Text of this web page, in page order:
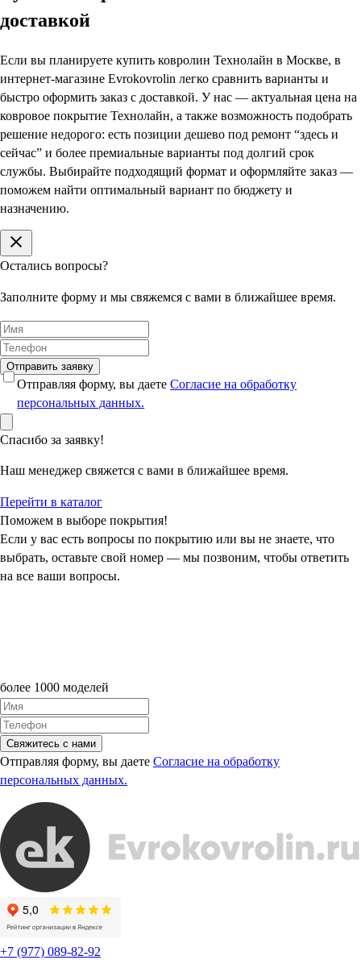
доставкой
Если вы планируете купить ковролин Технолайн в Москве, в
интернет-магазине Evrokovrolin легко сравнить варианты и
быстро оформить заказ с доставкой. У нас — актуальная цена на
ковровое покрытие Технолайн, а также возможность подобрать
решение недорого: есть позиции дешево под ремонт “здесь и
сейчас” и более премиальные варианты под долгий срок
службы. Выбирайте подходящий формат и оформляйте заказ —
поможем найти оптимальный вариант по бюджету и
назначению.
Остались вопросы?
Заполните форму и мы свяжемся с вами в ближайшее время.
Отправить заявку
Отправляя форму, вы даетеСогласие на обработку
персональных данных.
Спасибо за заявку!
Наш менеджер свяжется с вами в ближайшее время.
Перейти в каталог
Поможем в выборе покрытия!
Если у вас есть вопросы по покрытию или вы не знаете, что
выбрать, оставьте свой номер — мы позвоним, чтобы ответить
на все ваши вопросы.
более 1000 моделей
Свяжитесь с нами
Отправляя форму, вы даете Согласие на обработку
персональных данных.
+7 (977) 089-82-92